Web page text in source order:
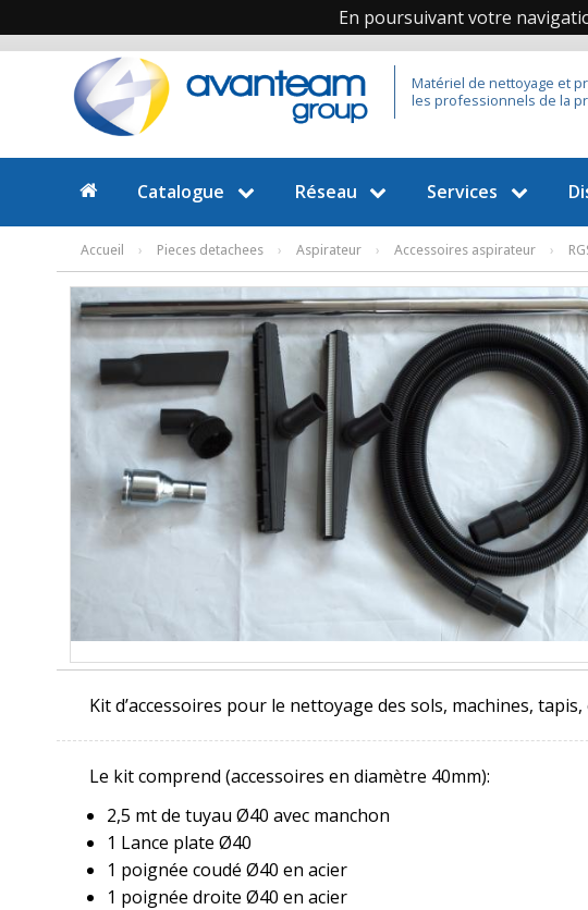
En poursuivant votre
Matériel de nettoyage et
les professionnels de la
Catalogue Réseau Services
Accueil › Pieces detachees › Aspirateur › Accessoires aspirateur ›
Kit d’accessoires pour le nettoyage des sols, machines,
Le kit comprend (accessoires en diamètre 40mm):
2,5 mt de tuyau Ø40 avec manchon
1 Lance plate Ø40
1 poignée coudé Ø40 en acier
1 poignée droite Ø40 en acier